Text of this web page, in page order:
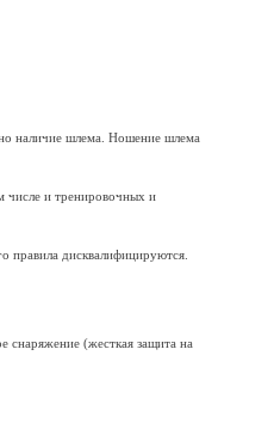
наличие шлема. Ношение шлема
числе и тренировочных и
правила дисквалифицируются.
снаряжение (жесткая защита на